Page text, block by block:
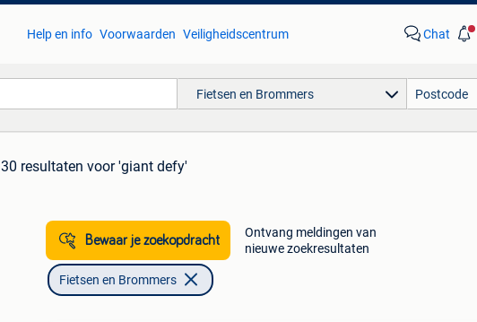
Help en info Voorwaarden Veiligheidscentrum Chat
Fietsen en Brommers
30 resultaten voor 'giant defy'
Bewaar je zoekopdracht
Ontvang meldingen van
nieuwe zoekresultaten
Fietsen en Brommers